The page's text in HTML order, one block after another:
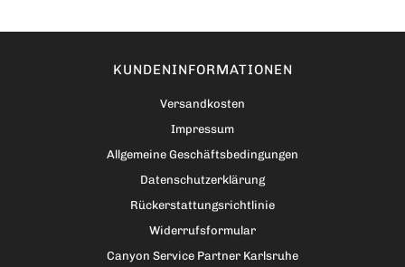
KUNDENINFORMATIONEN
Versandkosten
Impressum
Allgemeine Geschäftsbedingungen
Datenschutzerklärung
Rückerstattungsrichtlinie
Widerrufsformular
Canyon Service Partner Karlsruhe